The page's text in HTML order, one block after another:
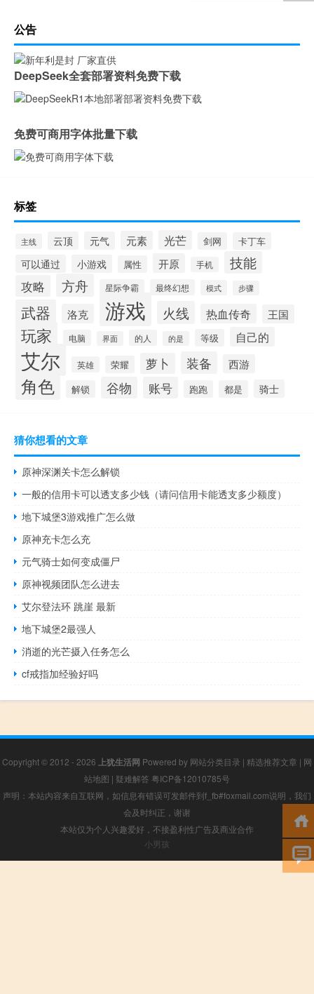
公告
DeepSeek全套部署资料免费下载
免费可商用字体批量下载
标签
主线 云顶 元气 元素 光芒 剑网 卡丁车
可以通过 小游戏 属性 开原 手机 技能
攻略 方舟 星际争霸 最终幻想 模式 步骤
武器 洛克 游戏 火线 热血传奇 王国
玩家 电脑 界面 的人 的是 等级 自己的
艾尔 英雄 荣耀 萝卜 装备 西游
角色 解锁 谷物 账号 跑跑 都是 骑士
猜你想看的文章
原神深渊关卡怎么解锁
一般的信用卡可以透支多少钱（请问信用卡能透支多少额度）
地下城堡3游戏推广怎么做
原神充卡怎么充
元气骑士如何变成僵尸
原神视频团队怎么进去
艾尔登法环 跳崖 最新
地下城堡2最强人
消逝的光芒摄入任务怎么
cf戒指加经验好吗
Copyright © 2012 - 2026 上犹生活网 Powered by 网站分类目录 | 精选推荐文章 | 网
站地图 | 疑难解答 粤ICP备12010785号
声明：本站内容来自互联网，如信息有错误可发邮件到f_fb#foxmail.com说明，我们
会及时纠正，谢谢
本站仅为个人兴趣爱好，不接盈利性广告及商业合作
小男孩